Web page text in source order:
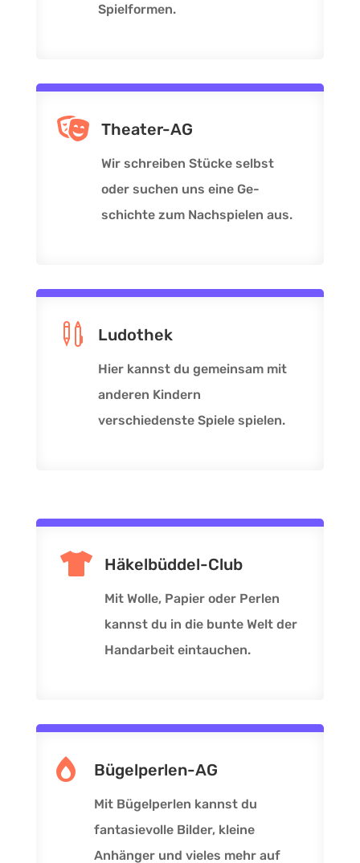
Spielformen.
 Theater-AG
Wir schreiben Stücke selbst
oder suchen uns eine Ge-
schichte zum Nachspielen aus.
 Ludothek
Hier kannst du gemeinsam mit
anderen Kindern
verschiedenste Spiele spielen.
 Häkelbüddel-Club
Mit Wolle, Papier oder Perlen
kannst du in die bunte Welt der
Handarbeit eintauchen.
 Bügelperlen-AG
Mit Bügelperlen kannst du
fantasievolle Bilder, kleine
Anhänger und vieles mehr auf